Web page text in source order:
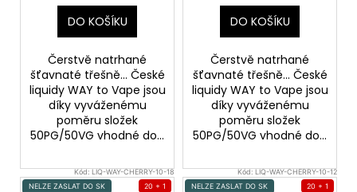
DO KOŠÍKU
Čerstvě natrhané
šťavnaté třešně... České
liquidy WAY to Vape jsou
díky vyváženému
poměru složek
50PG/50VG vhodné do...
DO KOŠÍKU
Čerstvě natrhané
šťavnaté třešně... České
liquidy WAY to Vape jsou
díky vyváženému
poměru složek
50PG/50VG vhodné do...
Kód:LIQ-WAY-CHERRY-10-18
NELZE ZASLAT DO SK
20 + 1
Kód:LIQ-WAY-CHERRY-10-12
NELZE ZASLAT DO SK
20 + 1